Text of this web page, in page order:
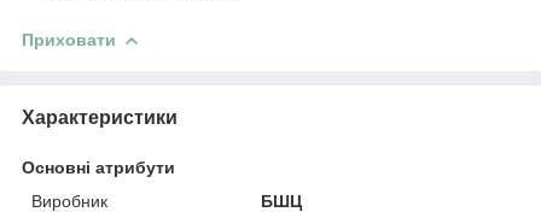
Приховати
Характеристики
Основні атрибути
Виробник
БШЦ